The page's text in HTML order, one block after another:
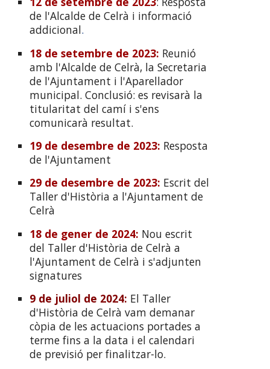
de l'Alcalde de Celrà i informació
addicional.
18 de setembre de 2023: Reunió
amb l'Alcalde de Celrà, la Secretaria
de l'Ajuntament i l'Aparellador
municipal. Conclusió: es revisarà la
titularitat del camí i s'ens
comunicarà resultat.
19 de desembre de 2023: Resposta
de l'Ajuntament
29 de desembre de 2023: Escrit del
Taller d'Història a l'Ajuntament de
Celrà
18 de gener de 2024: Nou escrit
del Taller d'Història de Celrà a
l'Ajuntament de Celrà i s'adjunten
signatures
9 de juliol de 2024: El Taller
d'Història de Celrà vam demanar
còpia de les actuacions portades a
terme fins a la data i el calendari
de previsió per finalitzar-lo.